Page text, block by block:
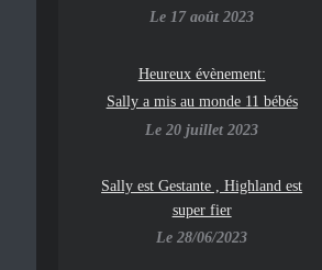
Le 17 août 2023
Heureux évènement:
Sally a mis au monde 11 bébés
Le 20 juillet 2023
Sally est Gestante , Highland est
super fier
Le 28/06/2023